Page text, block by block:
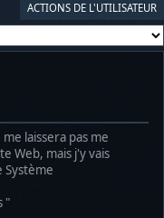
ACTIONS DE L'UTILISATEUR
laissera pas me
Web, mais j'y vais
Système
"